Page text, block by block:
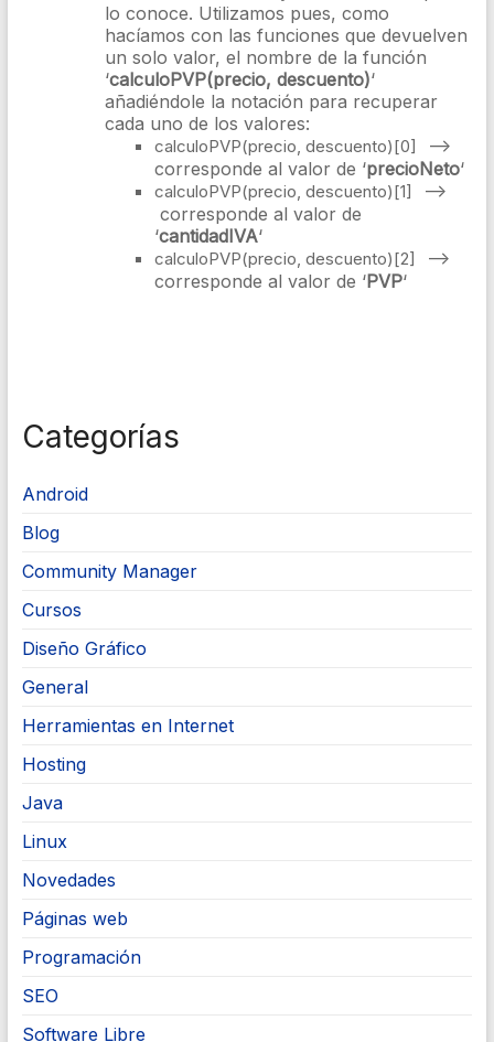
lo conoce. Utilizamos pues, como
hacíamos con las funciones que devuelven
un solo valor, el nombre de la función
‘calculoPVP(precio, descuento)‘
añadiéndole la notación para recuperar
cada uno de los valores:
calculoPVP(precio, descuento)[0]
–>
corresponde al valor de ‘precioNeto‘
calculoPVP(precio, descuento)[1]
–>
corresponde al valor de
‘cantidadIVA‘
calculoPVP(precio, descuento)[2]
–>
corresponde al valor de ‘PVP‘
Categorías
Android
Blog
Community Manager
Cursos
Diseño Gráfico
General
Herramientas en Internet
Hosting
Java
Linux
Novedades
Páginas web
Programación
SEO
Software Libre